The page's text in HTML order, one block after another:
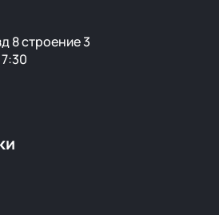
8 строение 3